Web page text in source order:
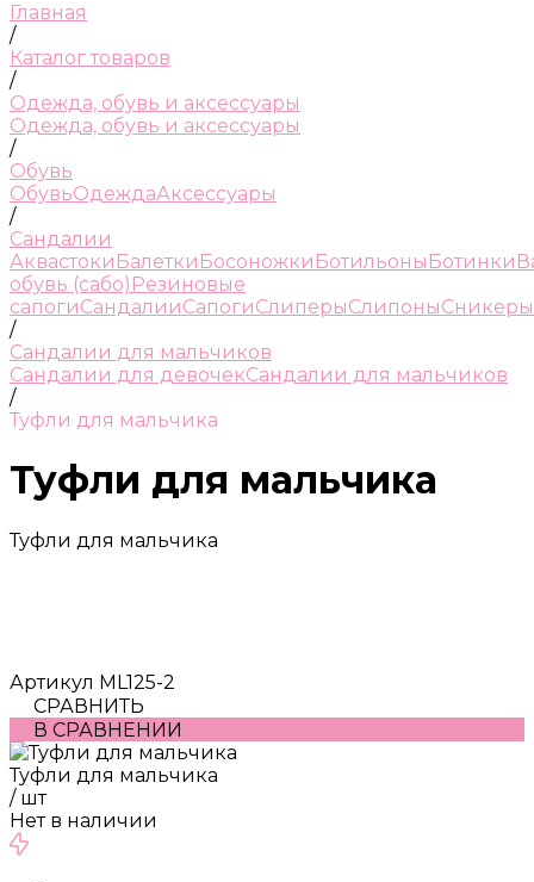
Главная
/
Каталог товаров
/
Одежда, обувь и аксессуары
Одежда, обувь и аксессуары
/
Обувь
ОбувьОдеждаАксессуары
/
Сандалии
Аквастоки Балетки Босоножки Ботильоны Ботинки
обувь (сабо) Резиновые
сапогиСандалииСапогиСлиперыСлипоныСникеры
/
Сандалии для мальчиков
Сандалии для девочекСандалии для мальчиков
/
Туфли для мальчика
Туфли для мальчика
Туфли для мальчика
Артикул ML125-2
СРАВНИТЬ
В СРАВНЕНИИ
Туфли для мальчика
/ шт
Нет в наличии